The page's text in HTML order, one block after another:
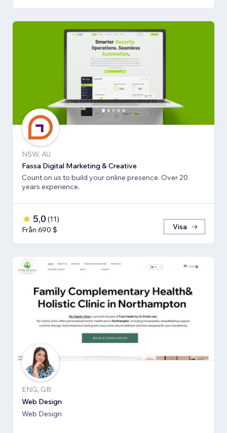
NSW, AU
Fassa Digital Marketing & Creative
Count on us to build your online presence. Over 20
years experience.
5,0 (11)
Från 690 $
Visa
ENG, GB
Web Design
Web Design